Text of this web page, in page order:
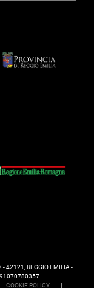
- 42121, REGGIO EMILIA -
91070780357
COOKIE POLICY